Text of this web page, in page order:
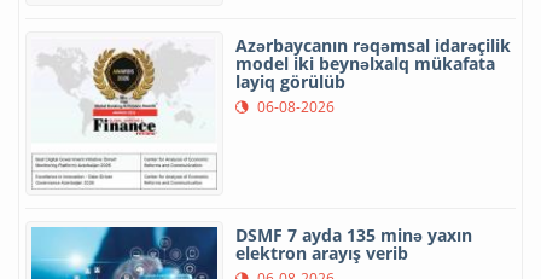
Azərbaycanın rəqəmsal idarəçilik
model iki beynəlxalq mükafata
layiq görülüb
06-08-2026
DSMF 7 ayda 135 minə yaxın
elektron arayış verib